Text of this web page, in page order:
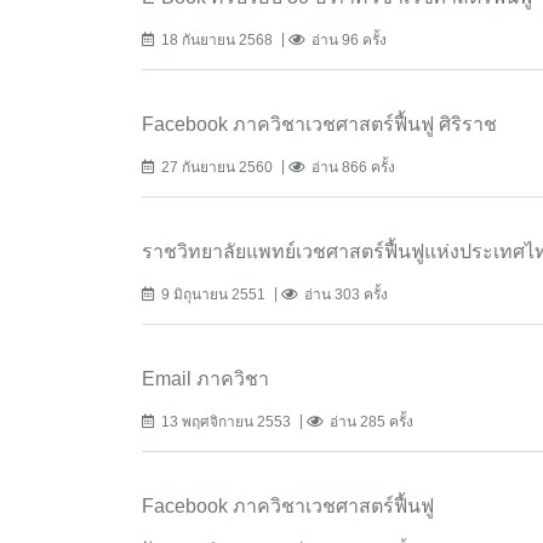
18 กันยายน 2568 อ่าน 96 ครั้ง
Facebook ภาควิชาเวชศาสตร์ฟื้นฟู ศิริราช
27 กันยายน 2560 อ่าน 866 ครั้ง
ราชวิทยาลัยแพทย์เวชศาสตร์ฟื้นฟูแห่งประเทศไ
9 มิถุนายน 2551 อ่าน 303 ครั้ง
Email ภาควิชา
13 พฤศจิกายน 2553 อ่าน 285 ครั้ง
Facebook ภาควิชาเวชศาสตร์ฟื้นฟู